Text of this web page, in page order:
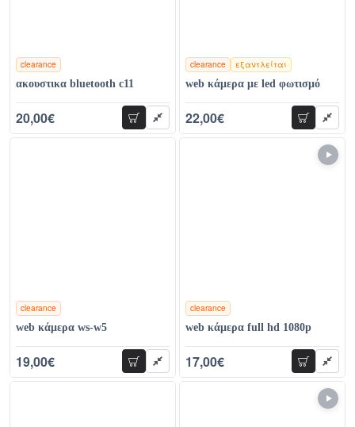
clearance
χρώματα
ακουστικα bluetooth c11
20,00€ προσθήκη
clearance εξαντλείται
χρώματα
web κάμερα με led φωτισμό
22,00€ προσθήκη
clearance
χρώματα
web κάμερα ws-w5
19,00€ προσθήκη
clearance
χρώματα
web κάμερα full hd 1080p
17,00€ προσθήκη